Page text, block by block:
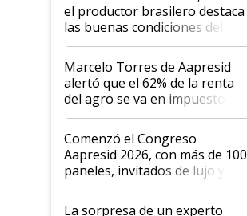
el productor brasilero destaca
las buenas condiciones del
agro argentino para invertir:
"Los veo más motivados"
Marcelo Torres de Aapresid
alertó que el 62% de la renta
del agro se va en impuestos:
"No es bueno que en
Argentina se sigan discutiendo
las mismas cosas de hace 50
años"
Comenzó el Congreso
Aapresid 2026, con más de 100
paneles, invitados de lujo y
todas las tendencias
La sorpresa de un experto